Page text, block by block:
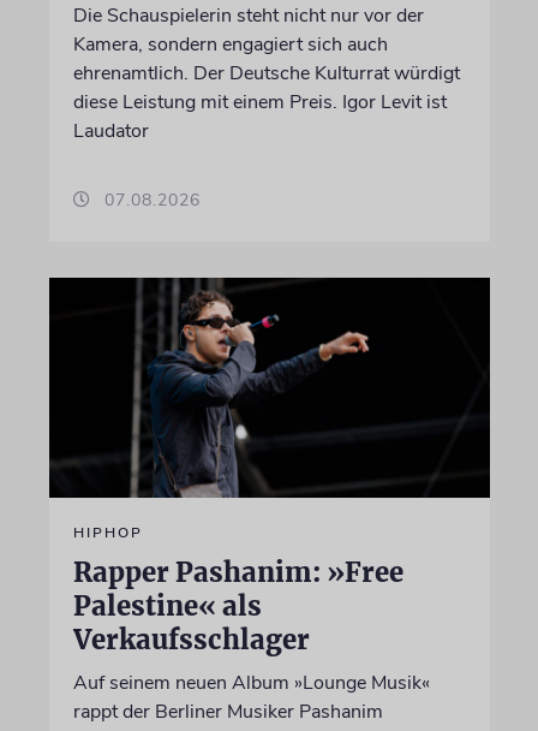
Die Schauspielerin steht nicht nur vor der
Kamera, sondern engagiert sich auch
ehrenamtlich. Der Deutsche Kulturrat würdigt
diese Leistung mit einem Preis. Igor Levit ist
Laudator
07.08.2026
HIPHOP
Rapper Pashanim: »Free
Palestine« als
Verkaufsschlager
Auf seinem neuen Album »Lounge Musik«
rappt der Berliner Musiker Pashanim